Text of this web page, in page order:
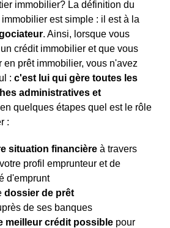
immobilier? La définition du
est simple : il est à la
. Ainsi, lorsque vous
crédit immobilier et que vous
en prêt immobilier, vous n'avez
: c'est lui qui gère toutes les
administratives et
quelques étapes quel est le rôle
:
situation financière à travers
profil emprunteur et de
d'emprunt
dossier de prêt
de ses banques
meilleur crédit possible pour